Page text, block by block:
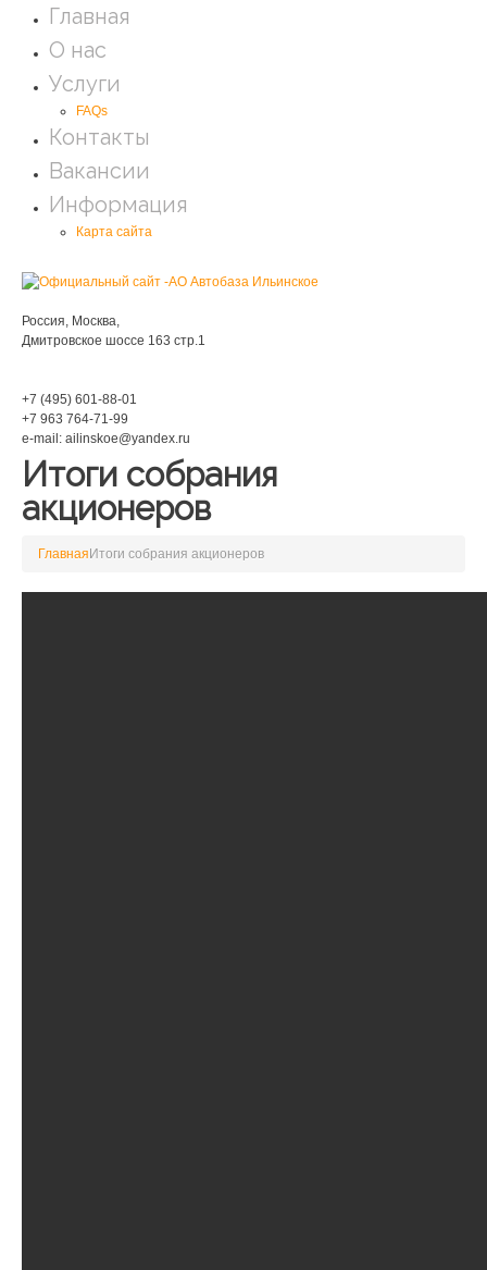
Главная
О нас
Услуги
FAQs
Контакты
Вакансии
Информация
Карта сайта
Россия, Москва,
Дмитровское шоссе 163 стр.1
+7 (495) 601-88-01
+7 963 764-71-99
e-mail: ailinskoe@yandex.ru
Итоги собрания
акционеров
Главная Итоги собрания акционеров